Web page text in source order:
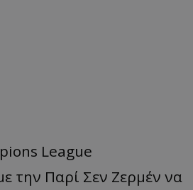
League
την Παρί Σεν Ζερμέν να